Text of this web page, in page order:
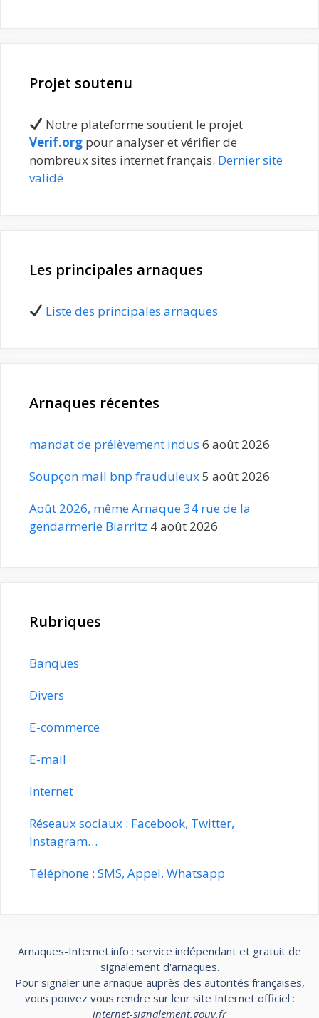
Projet soutenu
Notre plateforme soutient le projet
Verif.org pour analyser et vérifier de
nombreux sites internet français. Dernier site
validé
Les principales arnaques
Liste des principales arnaques
Arnaques récentes
mandat de prélèvement indus 6 août 2026
Soupçon mail bnp frauduleux5 août 2026
Août 2026, même Arnaque 34 rue de la
gendarmerie Biarritz 4 août 2026
Rubriques
Banques
Divers
E-commerce
E-mail
Internet
Réseaux sociaux : Facebook, Twitter,
Instagram…
Téléphone : SMS, Appel, Whatsapp
Arnaques-Internet.info : service indépendant et gratuit de
signalement d'arnaques.
Pour signaler une arnaque auprès des autorités françaises,
vous pouvez vous rendre sur leur site Internet officiel :
internet-signalement.gouv.fr